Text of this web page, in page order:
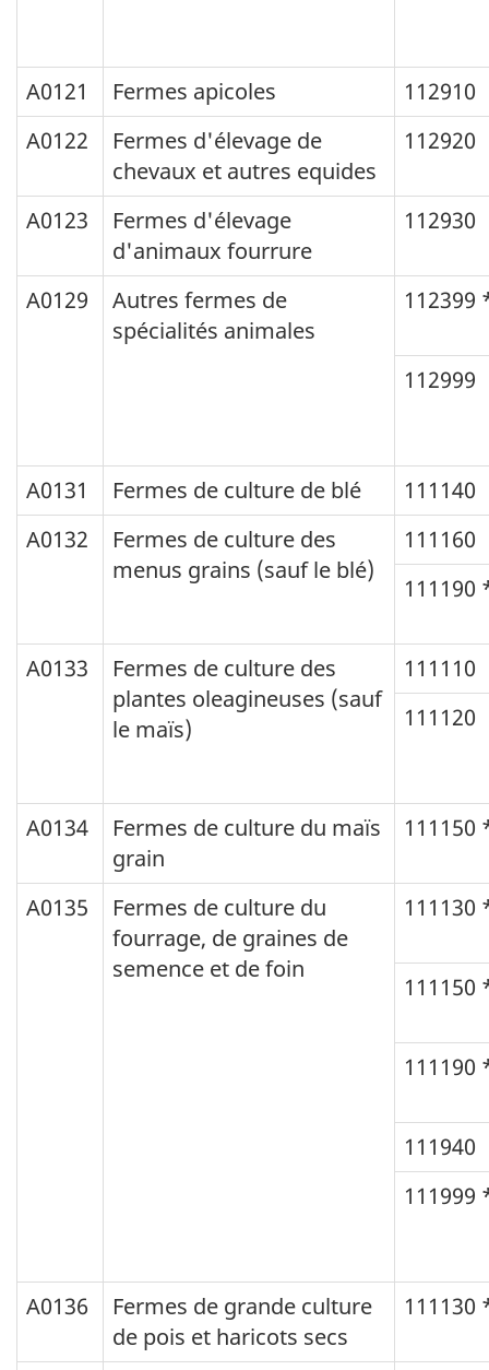
quatrième
colonnes
titre).
dernière
colonne
explicatives.
A0121 Fermes apicoles
112910
A0122
Fermes d'élevage de
chevaux et autres equides
112920
A0123
Fermes d'élevage
d'animaux fourrure
112930
A0129
Autres fermes de
spécialités animales
112399
112999
A0131 Fermes de culture de blé
111140
A0132
Fermes de culture des
menus grains (sauf le blé)
111160
111190
A0133
Fermes de culture des
plantes oleagineuses (sauf
le maïs)
111110
111120
A0134
Fermes de culture du maïs
grain
111150
A0135
Fermes de culture du
fourrage, de graines de
semence et de foin
111130
111150
111190
111940
111999
A0136
Fermes de grande culture
de pois et haricots secs
111130